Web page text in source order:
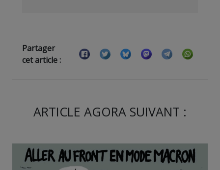
Partager
cet article :
ARTICLE AGORA SUIVANT :